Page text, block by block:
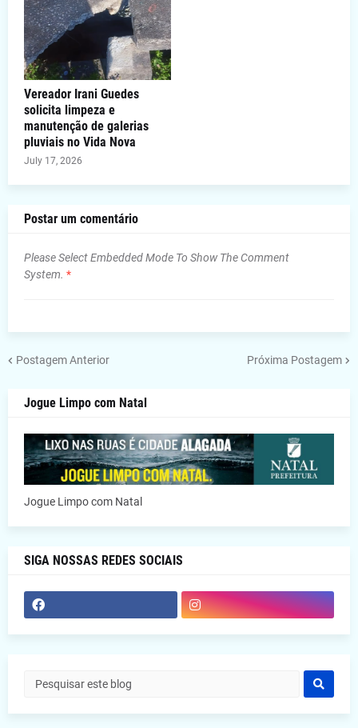
Vereador Irani Guedes
solicita limpeza e
manutenção de galerias
pluviais no Vida Nova
July 17, 2026
Postar um comentário
Please Select Embedded Mode To Show The Comment
System. *
Postagem Anterior Próxima Postagem
Jogue Limpo com Natal
Jogue Limpo com Natal
SIGA NOSSAS REDES SOCIAIS